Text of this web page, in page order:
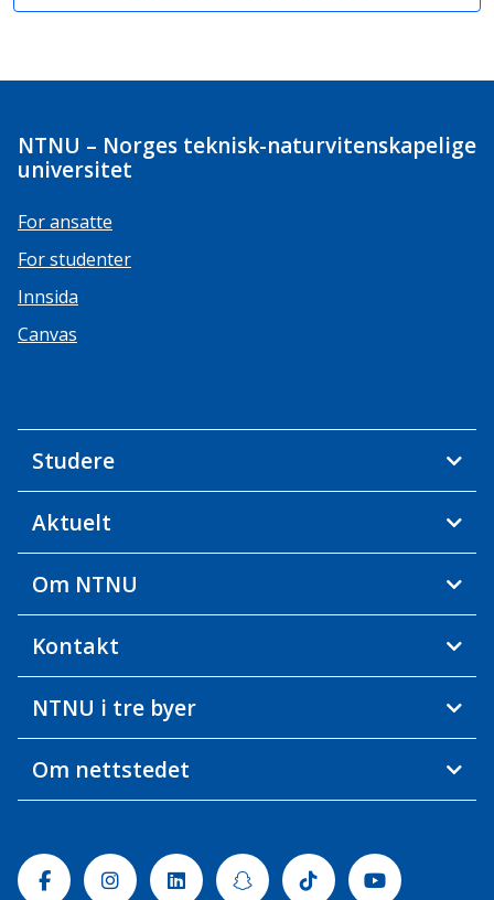
NTNU – Norges teknisk-naturvitenskapelige
universitet
For ansatte
For studenter
Innsida
Canvas
Studere
Aktuelt
Om NTNU
Kontakt
NTNU i tre byer
Om nettstedet
FacebookInstagramLinkedinSnapchatTiktok Youtube